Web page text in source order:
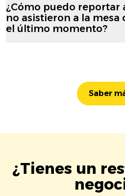
¿Cómo puedo reportar
no asistieron a la mesa
el último momento?
Saber
¿Tienes un